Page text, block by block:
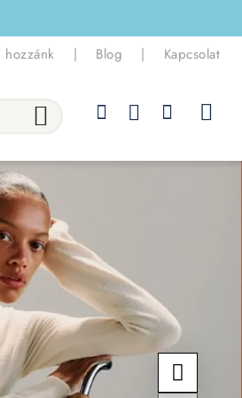
hozzánk | Blog | Kapcsolat